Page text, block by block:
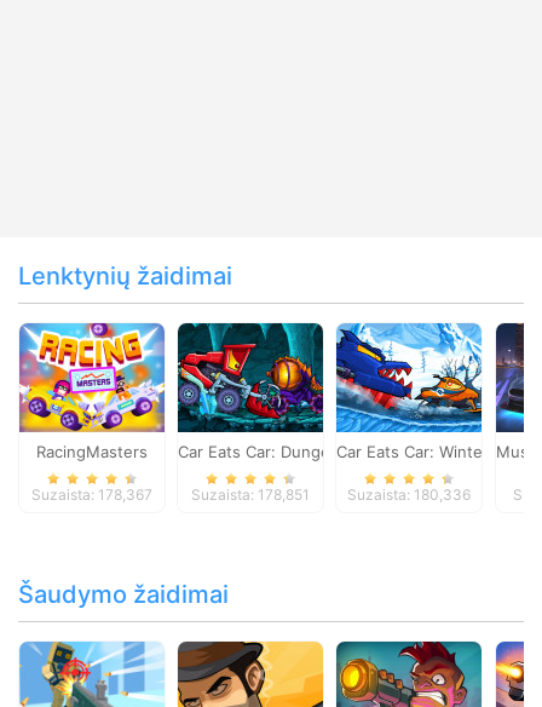
Lenktynių žaidimai
RacingMasters
Suzaista: 178,367
Car Eats Car: Dungeon Adventure
Suzaista: 178,851
Car Eats Car: Winter
Suzaista: 180,336
Šaudymo žaidimai